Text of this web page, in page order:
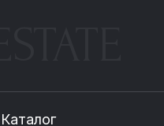
Каталог